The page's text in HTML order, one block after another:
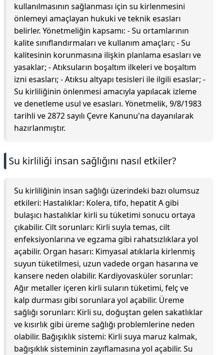
kullanılmasının sağlanması için su kirlenmesini
önlemeyi amaçlayan hukuki ve teknik esasları
belirler. Yönetmeliğin kapsamı: - Su ortamlarının
kalite sınıflandırmaları ve kullanım amaçları; - Su
kalitesinin korunmasına ilişkin planlama esasları ve
yasaklar; - Atıksuların boşaltım ilkeleri ve boşaltım
izni esasları; - Atıksu altyapı tesisleri ile ilgili esaslar; -
Su kirliliğinin önlenmesi amacıyla yapılacak izleme
ve denetleme usul ve esasları. Yönetmelik, 9/8/1983
tarihli ve 2872 sayılı Çevre Kanunu'na dayanılarak
hazırlanmıştır.
Su kirliliği insan sağlığını nasıl etkiler?
Su kirliliğinin insan sağlığı üzerindeki bazı olumsuz
etkileri: Hastalıklar: Kolera, tifo, hepatit A gibi
bulaşıcı hastalıklar kirli su tüketimi sonucu ortaya
çıkabilir. Cilt sorunları: Kirli suyla temas, cilt
enfeksiyonlarına ve egzama gibi rahatsızlıklara yol
açabilir. Organ hasarı: Kimyasal atıklarla kirlenmiş
suyun tüketilmesi, uzun vadede organ hasarına ve
kansere neden olabilir. Kardiyovasküler sorunlar:
Ağır metaller içeren kirli suların tüketimi, felç ve
kalp durması gibi sorunlara yol açabilir. Üreme
sağlığı sorunları: Kirli su, doğuştan gelen sakatlıklar
ve kısırlık gibi üreme sağlığı problemlerine neden
olabilir. Bağışıklık sistemi: Kirli suya maruz kalmak,
bağışıklık sisteminin zayıflamasına yol açabilir. Su